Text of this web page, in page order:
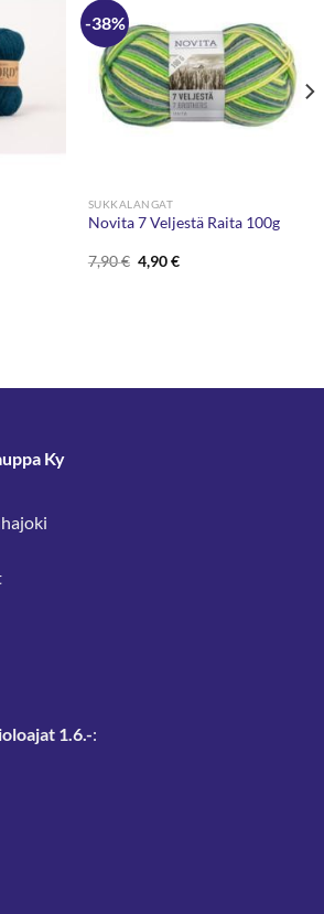
-38%
SUKKALANGAT
Novita 7 Veljestä Raita 100g
7,90€ Alkuperäinen
hinta
4,90€Nykyinen
Ky
1.6.-: